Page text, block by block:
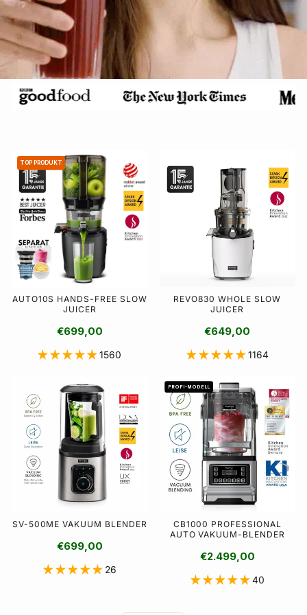
TOP PRODUKT
AUTO10S HANDS-FREE SLOW
JUICER
€699,00
1560
REVO830 WHOLE SLOW
JUICER
€649,00
1164
SV-500ME VAKUUM BLENDER
€699,00
26
PROFI-MODELL
PROFI-MODELL
CB1000 PROFESSIONAL
AUTO VAKUUM-BLENDER
€2.499,00
40